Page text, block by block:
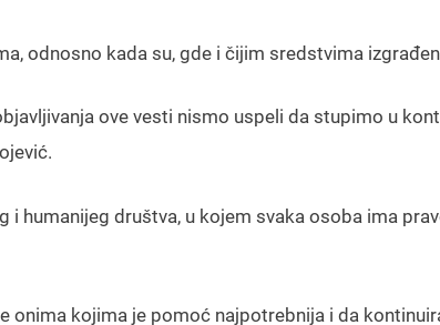
odnosno kada su, gde i čijim sredstvima
ove vesti nismo uspeli da stupimo u
humanijeg društva, u kojem svaka osoba ima
onima kojima je pomoć najpotrebnija i da